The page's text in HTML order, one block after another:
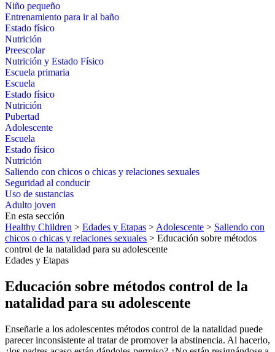
Niño pequeño
Entrenamiento para ir al baño
Estado físico
Nutrición
Preescolar
Nutrición y Estado Físico
Escuela primaria
Escuela
Estado físico
Nutrición
Pubertad
Adolescente
Escuela
Estado físico
Nutrición
Saliendo con chicos o chicas y relaciones sexuales
Seguridad al conducir
Uso de sustancias
Adulto joven
En esta sección
Healthy Children > Edades y Etapas > Adolescente > Saliendo con
chicos o chicas y relaciones sexuales > Educación sobre métodos
control de la natalidad para su adolescente
Edades y Etapas
Educación sobre métodos control de la
natalidad para su adolescente
Enseñarle a los adolescentes métodos control de la natalidad puede
parecer inconsistente al tratar de promover la abstinencia. Al hacerlo,